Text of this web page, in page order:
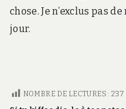
chose. Je n’exclus pas
jour.
NOMBRE DE LECTURES : 237